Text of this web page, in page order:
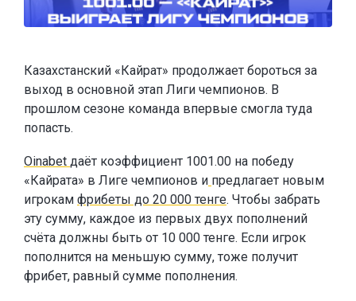
Казахстанский «Кайрат» продолжает бороться за
выход в основной этап Лиги чемпионов. В
прошлом сезоне команда впервые смогла туда
попасть.
Oinabet даёт коэффициент 1001.00 на победу
«Кайрата» в Лиге чемпионов и предлагает новым
игрокам фрибеты до 20 000 тенге. Чтобы забрать
эту сумму, каждое из первых двух пополнений
счёта должны быть от 10 000 тенге. Если игрок
пополнится на меньшую сумму, тоже получит
фрибет, равный сумме пополнения.